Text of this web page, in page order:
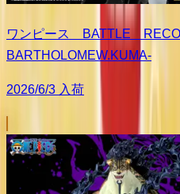
ワンピース BATTLE
BARTHOLOMEW.KUMA-
2026/6/3 入荷